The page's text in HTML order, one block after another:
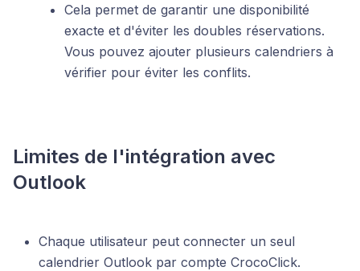
Cela permet de garantir une disponibilité
exacte et d'éviter les doubles réservations.
Vous pouvez ajouter plusieurs calendriers à
vérifier pour éviter les conflits.
Limites de l'intégration avec
Outlook
Chaque utilisateur peut connecter un seul
calendrier Outlook par compte CrocoClick.